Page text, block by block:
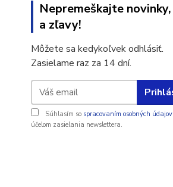
Nepremeškajte
a zľavy!
Môžete sa kedykoľvek odhlásiť.
Zasielame raz za 14 dní.
Súhlasím so spracovaním osobných údajov
účelom zasielania newslettera.